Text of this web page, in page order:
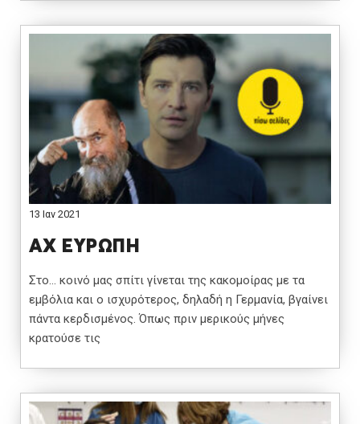
13 Ιαν 2021
ΑΧ ΕΥΡΩΠΗ
Στο… κοινό μας σπίτι γίνεται της κακομοίρας με τα
εμβόλια και ο ισχυρότερος, δηλαδή η Γερμανία, βγαίνει
πάντα κερδισμένος. Όπως πριν μερικούς μήνες
κρατούσε τις